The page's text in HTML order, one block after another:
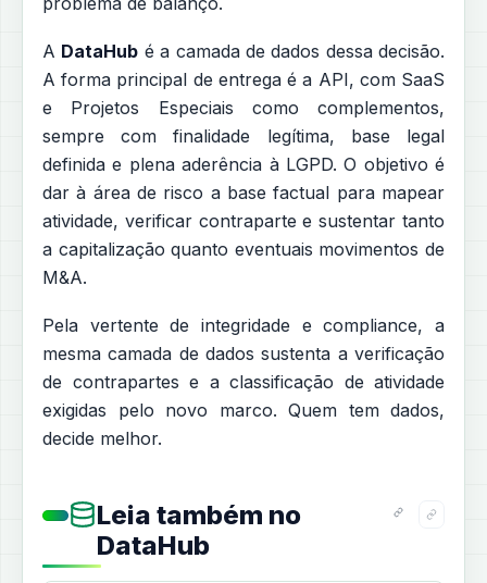
A DataHub é a camada de dados dessa decisão.
A forma principal de entrega é a API, com SaaS
e Projetos Especiais como complementos,
sempre com finalidade legítima, base legal
definida e plena aderência à LGPD. O objetivo é
dar à área de risco a base factual para mapear
atividade, verificar contraparte e sustentar tanto
a capitalização quanto eventuais movimentos de
M&A.
Pela vertente de integridade e compliance, a
mesma camada de dados sustenta a verificação
de contrapartes e a classificação de atividade
exigidas pelo novo marco. Quem tem dados,
decide melhor.
Leia também no
DataHub